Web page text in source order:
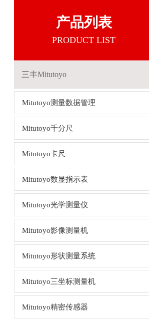
产品列表
PRODUCT LIST
三丰Mitutoyo
Mitutoyo测量数据管理
Mitutoyo千分尺
Mitutoyo卡尺
Mitutoyo数显指示表
Mitutoyo光学测量仪
Mitutoyo影像测量机
Mitutoyo形状测量系统
Mitutoyo三坐标测量机
Mitutoyo精密传感器